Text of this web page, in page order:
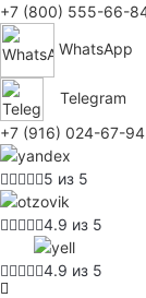
+7 (800) 555-66-
WhatsApp
Telegram
+7 (916) 024-67-94
5 из 5
4.9 из 5
4.9 из 5